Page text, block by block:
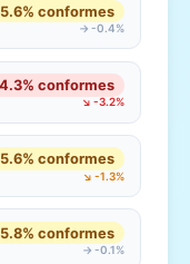
conformes
→ -0.4%
conformes
↘ -3.2%
conformes
↘ -1.3%
conformes
→ -0.1%